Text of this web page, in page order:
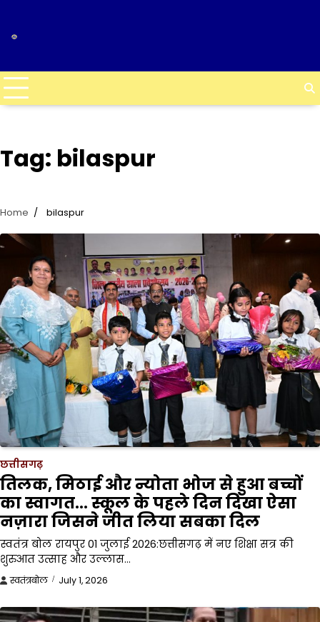
content
Tag: bilaspur
Home bilaspur
छत्तीसगढ़
तिलक, मिठाई और न्योता भोज से हुआ बच्चों
का स्वागत… स्कूल के पहले दिन दिखा ऐसा
नज़ारा जिसने जीत लिया सबका दिल
स्वतंत्र बोल रायपुर 01 जुलाई 2026:छत्तीसगढ़ में नए शिक्षा सत्र की
शुरुआत उत्साह और उल्लास…
स्वतंत्रबोल July 1, 2026